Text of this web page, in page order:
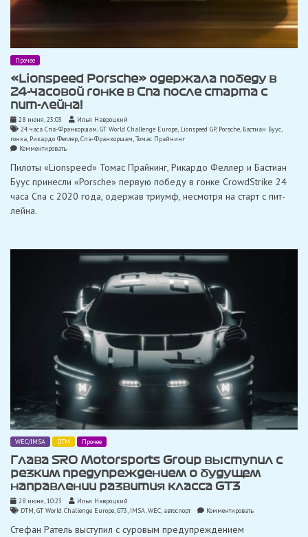
Прочее
«Lionspeed Porsche» одержала победу в
24-часовой гонке в Спа после старта с
пит-лейна!
28 июня, 23:03
Илья Навроцкий
24 часа Спа-Франкоршам,GT World Challenge Europe, Lionspeed GP, Porsche, Бастиан Буус
гонка, Рикардо Феллер,Спа-Франкоршам,Томас Прайнинг
Комментироватьon
Porsche»
одержала
победу
в
после
старта
лейна!
Пилоты «Lionspeed» Томас Прайнинг, Рикардо Феллер и Бастиан
Буус принесли «Porsche» первую победу в гонке CrowdStrike 24
часа Спа с 2020 года, одержав триумф, несмотря на старт с пит-
лейна.
WEC/IMSA DTM Прочее
Глава SRO Motorsports Group выступил с
резким предупреждением о будущем
направлении развития класса GT3
28 июня, 10:23
Илья Навроцкий
DTM,GT World Challenge Europe,GT3, IMSA,WEC, автоспорт Комментироватьon
Стефан Ратель выступил с суровым предупреждением